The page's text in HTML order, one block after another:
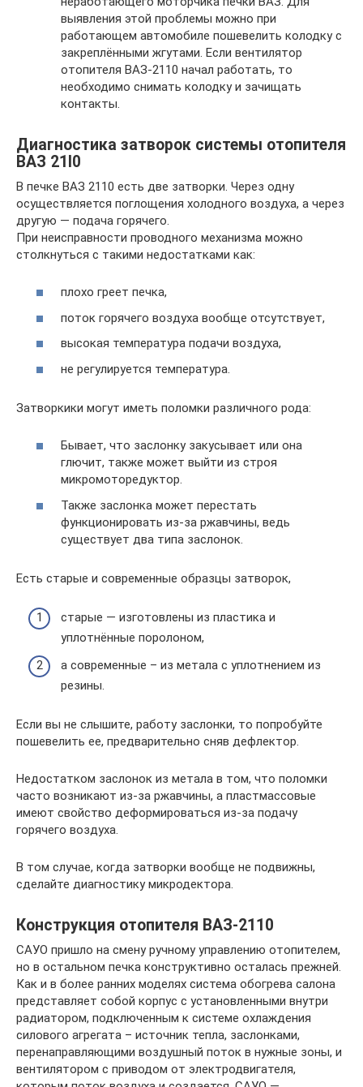
выявления этой проблемы можно при
работающем автомобиле пошевелить колодку с
закреплёнными жгутами. Если вентилятор
отопителя ВАЗ-2110 начал работать, то
необходимо снимать колодку и зачищать
контакты.
Диагностика затворок системы отопителя
ВАЗ 21I0
В печке ВАЗ 2110 есть две затворки. Через одну
осуществляется поглощения холодного воздуха, а через
другую — подача горячего.
При неисправности проводного механизма можно
столкнуться с такими недостатками как:
плохо греет печка,
поток горячего воздуха вообще отсутствует,
высокая температура подачи воздуха,
не регулируется температура.
Затворкики могут иметь поломки различного рода:
Бывает, что заслонку закусывает или она
глючит, также может выйти из строя
микромоторедуктор.
Также заслонка может перестать
функционировать из-за ржавчины, ведь
существует два типа заслонок.
Есть старые и современные образцы затворок,
старые — изготовлены из пластика и
уплотнённые поролоном,
а современные – из метала с уплотнением из
резины.
Если вы не слышите, работу заслонки, то попробуйте
пошевелить ее, предварительно сняв дефлектор.
Недостатком заслонок из метала в том, что поломки
часто возникают из-за ржавчины, а пластмассовые
имеют свойство деформироваться из-за подачу
горячего воздуха.
В том случае, когда затворки вообще не подвижны,
сделайте диагностику микродектора.
Конструкция отопителя ВАЗ-2110
САУО пришло на смену ручному управлению отопителем,
но в остальном печка конструктивно осталась прежней.
Как и в более ранних моделях система обогрева салона
представляет собой корпус с установленными внутри
радиатором, подключенным к системе охлаждения
силового агрегата – источник тепла, заслонками,
перенаправляющими воздушный поток в нужные зоны, и
вентилятором с приводом от электродвигателя,